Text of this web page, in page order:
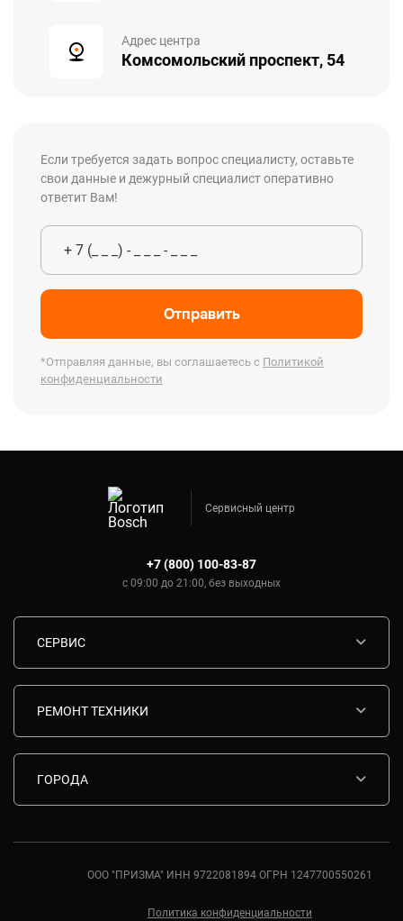
Адрес центра
Комсомольский проспект, 54
Если требуется задать вопрос специалисту, оставьте
свои данные и дежурный специалист оперативно
ответит Вам!
Отправить
*Отправляя данные, вы соглашаетесь с Политикой
конфиденциальности
Сервисный центр
+7 (800) 100-83-87
с 09:00 до 21:00, без выходных
СЕРВИС
Комплектующие
Контакты
РЕМОНТ ТЕХНИКИ
Ремонт кондиционеров Bosch
ГОРОДА
Санкт-Петербург
ООО "ПРИЗМА" ИНН 9722081894 ОГРН 1247700550261
Политика конфиденциальности